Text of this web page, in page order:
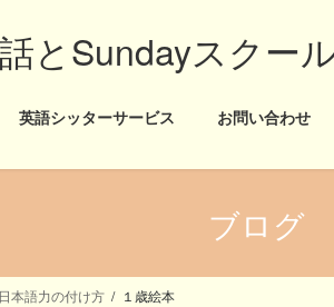
とSundayスクー
英語シッターサービス お問い合わせ
ブログ
本語力の付け方 １歳絵本